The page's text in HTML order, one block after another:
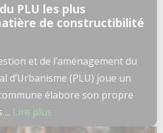
PLU les plus
de constructibilité
et de l’aménagement du
d’Urbanisme (PLU) joue un
élabore son propre
Lire plus